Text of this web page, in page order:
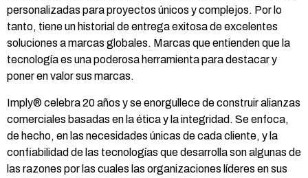
personalizadas para proyectos únicos y complejos. Por lo
tanto, tiene un historial de entrega exitosa de excelentes
soluciones a marcas globales. Marcas que entienden que la
tecnología es una poderosa herramienta para destacar y
poner en valor sus marcas.
Imply® celebra 20 años y se enorgullece de construir alianzas
comerciales basadas en la ética y la integridad. Se enfoca,
de hecho, en las necesidades únicas de cada cliente, y la
confiabilidad de las tecnologías que desarrolla son algunas de
las razones por las cuales las organizaciones líderes en sus